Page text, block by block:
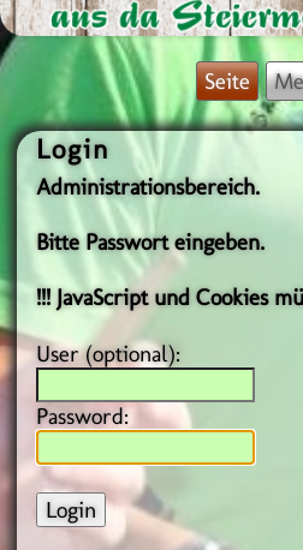
Seite
Login
Administrationsbereich.
Bitte Passwort eingeben.
!!! JavaScript und Cookies
User (optional):
Password: